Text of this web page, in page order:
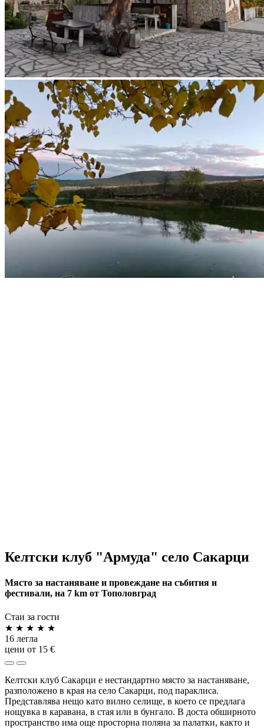
Келтски клуб "Армуда" село Сакарци
Място за настаняване и провеждане на събития и
фестивали, на 7 km от Тополовград
Стаи за гости
★ ★ ★ ★ ★
16 легла
цени от 15 €
Келтски клуб Сакарци е нестандартно място за настаняване,
разположено в края на село Сакарци, под параклиса.
Представлява нещо като вилно селище, в което се предлага
нощувка в каравана, в стая или в бунгало. В доста обширното
пространство има още просторна поляна за палатки, както и